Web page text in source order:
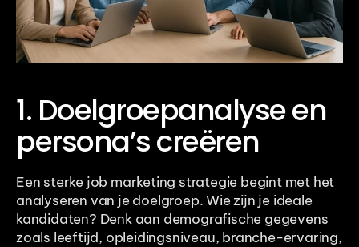
1. Doelgroepanalyse en
persona’s creëren
Een sterke job marketing strategie begint met het
analyseren van je doelgroep. Wie zijn je ideale
kandidaten? Denk aan demografische gegevens
zoals leeftijd, opleidingsniveau, branche-ervaring,